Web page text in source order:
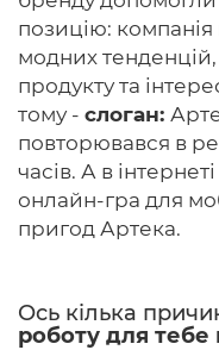
позицію:
модних
продукту та
тому - слоган:
повторювався в
часів. А в
онлайн-гра для
пригод Артека.
Ось кілька
роботу для